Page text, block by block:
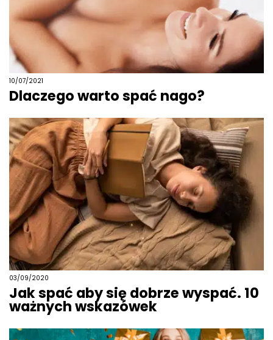
10/07/2021
Dlaczego warto spać nago?
03/09/2020
Jak spać aby się dobrze wyspać. 10
ważnych wskazówek